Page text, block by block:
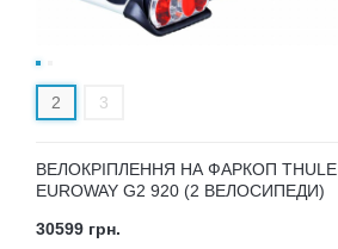
2 3
ВЕЛОКРІПЛЕННЯ НА ФАРКОП THULE
EUROWAY G2 920 (2 ВЕЛОСИПЕДИ)
30599 грн.